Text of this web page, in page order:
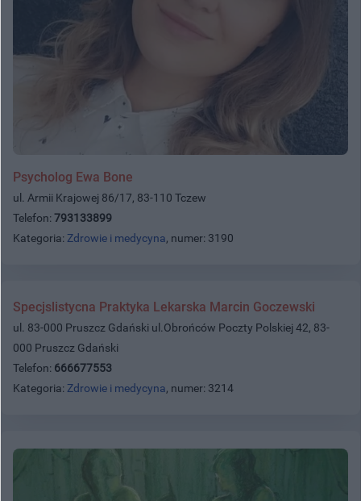
Psycholog Ewa Bone
ul. Armii Krajowej 86/17, 83-110 Tczew
Telefon: 793133899
Kategoria: Zdrowie i medycyna, numer: 3190
Specjslistycna Praktyka Lekarska Marcin Goczewski
ul. 83-000 Pruszcz Gdański ul.Obrońców Poczty Polskiej 42, 83-
000 Pruszcz Gdański
Telefon: 666677553
Kategoria: Zdrowie i medycyna, numer: 3214